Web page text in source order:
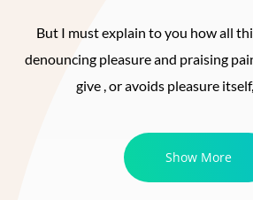
But I must explain to you how all
denouncing pleasure and praising
give , or avoids pleasure
Show More